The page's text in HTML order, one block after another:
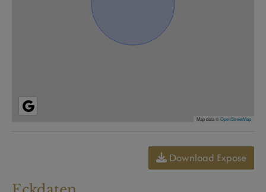
Map data ©OpenStreetMap
Download Expose